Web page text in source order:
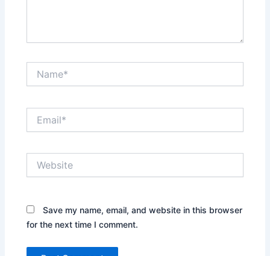
Save my name, email, and website in this browser
for the next time I comment.